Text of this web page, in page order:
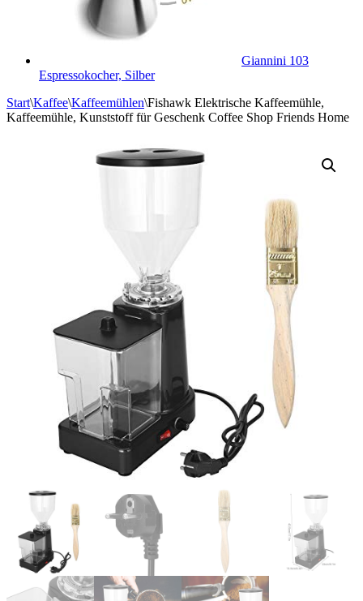
Giannini 103
Espressokocher, Silber
Start\Kaffee\Kaffeemühlen\Fishawk Elektrische Kaffeemühle,
Kaffeemühle, Kunststoff für Geschenk Coffee Shop Friends Home